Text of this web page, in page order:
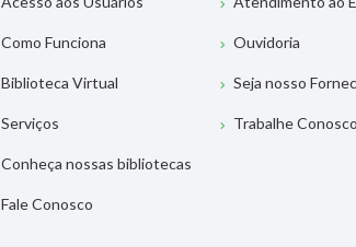
Como Funciona
Biblioteca Virtual
Serviços
Conheça nossas bibliotecas
Fale Conosco
Ouvidoria
Seja nosso
Trabalhe Conosco